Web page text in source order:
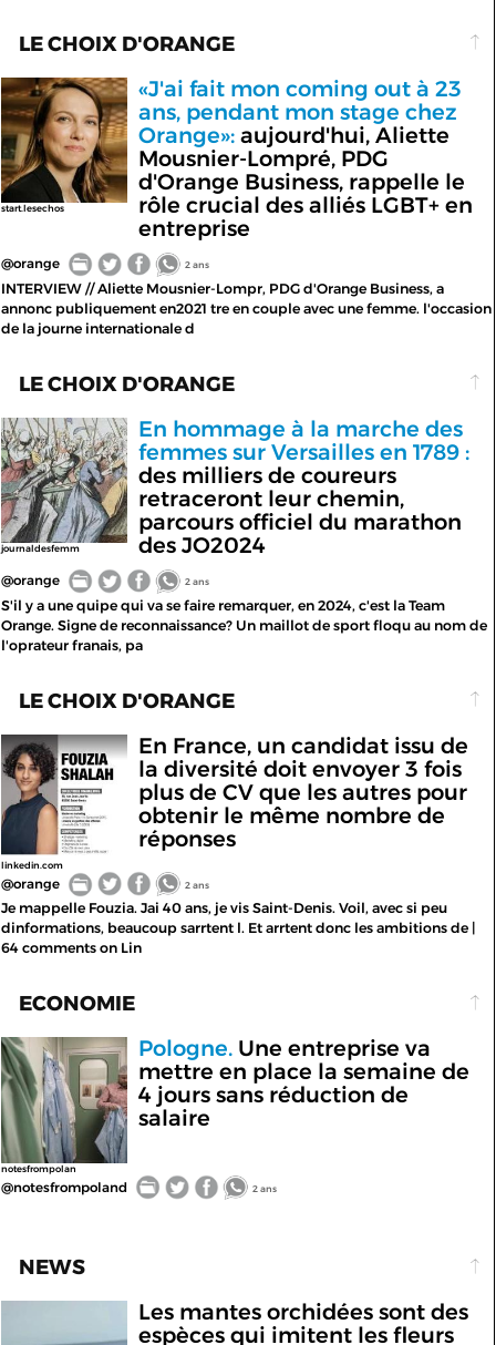
LE CHOIX D'ORANGE
start.lesechos
«J'ai fait mon coming out à 23
ans, pendant mon stage chez
Orange»:aujourd'hui, Aliette
Mousnier-Lompré, PDG
d'Orange Business, rappelle le
rôle crucial des alliés LGBT+ en
entreprise
@orange 2 ans
INTERVIEW // Aliette Mousnier-Lompr, PDG d'Orange Business, a
annonc publiquement en2021 tre en couple avec une femme. l'occasion
de la journe internationale d
LE CHOIX D'ORANGE
journaldesfemm
En hommage à la marche des
femmes sur Versailles en 1789 :
des milliers de coureurs
retraceront leur chemin,
parcours officiel du marathon
des JO2024
@orange 2 ans
S'il y a une quipe qui va se faire remarquer, en 2024, c'est la Team
Orange. Signe de reconnaissance? Un maillot de sport floqu au nom de
l'oprateur franais, pa
LE CHOIX D'ORANGE
linkedin.com
En France, un candidat issu de
la diversité doit envoyer 3 fois
plus de CV que les autres pour
obtenir le même nombre de
réponses
@orange 2 ans
Je mappelle Fouzia. Jai 40 ans, je vis Saint-Denis. Voil, avec si peu
dinformations, beaucoup sarrtent l. Et arrtent donc les ambitions de |
64 comments on Lin
ECONOMIE
notesfrompolan
Pologne.Une entreprise va
mettre en place la semaine de
4 jours sans réduction de
salaire
@notesfrompoland 2 ans
NEWS
Les mantes orchidées sont des
espèces qui imitent les fleurs